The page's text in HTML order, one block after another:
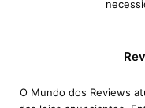
O Mundo dos Reviews